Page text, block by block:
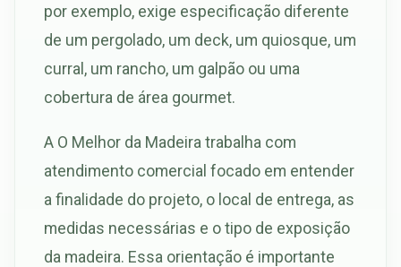
por exemplo, exige especificação diferente
de um pergolado, um deck, um quiosque, um
curral, um rancho, um galpão ou uma
cobertura de área gourmet.
A O Melhor da Madeira trabalha com
atendimento comercial focado em entender
a finalidade do projeto, o local de entrega, as
medidas necessárias e o tipo de exposição
da madeira. Essa orientação é importante